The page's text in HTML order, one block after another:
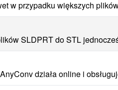
w przypadku większych
SLDPRT do STL
działa online i